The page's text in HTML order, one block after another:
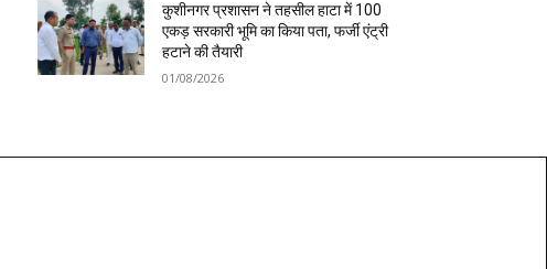
कुशीनगर प्रशासन ने तहसील हाटा में 100
एकड़ सरकारी भूमि का किया पता, फर्जी एंट्री
हटाने की तैयारी
01/08/2026